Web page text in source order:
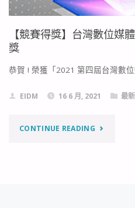
林
秦
笠、
【競賽得獎】台灣數位媒
獎
恭賀 ! 榮獲「2021 第四屆台灣數
EIDM 16 6 月, 2021 最
CONTINUE READING"【競